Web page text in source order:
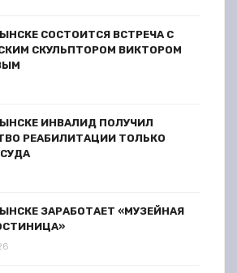
СОСТОИТСЯ ВСТРЕЧА С
СКУЛЬПТОРОМ ВИКТОРОМ
ИНВАЛИД ПОЛУЧИЛ
РЕАБИЛИТАЦИИ ТОЛЬКО
ЗАРАБОТАЕТ «МУЗЕЙНАЯ